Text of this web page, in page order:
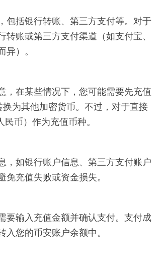
包括银行转账、第三方支付等。对于
账或第三方支付渠道（如支付宝、
）。
，在某些情况下，您可能需要先充值
为其他加密货币。不过，对于直接
币）作为充值币种。
，如银行账户信息、第三方支付账户
充值失败或资金损失。
要输入充值金额并确认支付。支付成
您的币安账户余额中。